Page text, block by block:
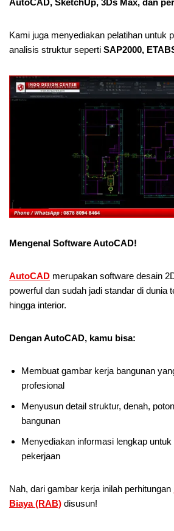
AutoCAD, SketchUp, 3Ds Max, dan
Kami juga menyediakan pelatihan untuk
analisis struktur seperti SAP2000,
Mengenal Software AutoCAD!
AutoCAD merupakan software desain
powerful dan sudah jadi standar di dunia
hingga interior.
Dengan AutoCAD, kamu bisa:
Membuat gambar kerja bangunan
profesional
Menyusun detail struktur, denah,
bangunan
Menyediakan informasi lengkap
pekerjaan
Nah, dari gambar kerja inilah perhitungan
Biaya (RAB) disusun!